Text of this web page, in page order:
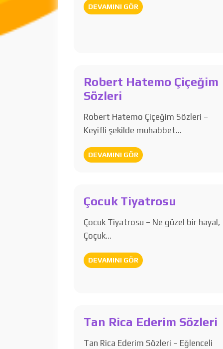
DEVAMINI GÖR
Robert Hatemo Çiçeğim
Sözleri
Robert Hatemo Çiçeğim Sözleri –
Keyifli şekilde muhabbet…
DEVAMINI GÖR
Çocuk Tiyatrosu
Çocuk Tiyatrosu – Ne güzel bir hayal,
Çoçuk…
DEVAMINI GÖR
Tan Rica Ederim Sözleri
Tan Rica Ederim Sözleri – Eğlenceli